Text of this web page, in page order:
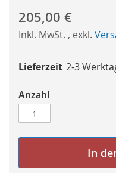
205,00 €
Inkl. MwSt. , exkl.
Lieferzeit 2-3
Anzahl
In